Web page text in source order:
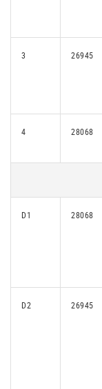
3 26945
4 28068
D1 28068
D2 26945